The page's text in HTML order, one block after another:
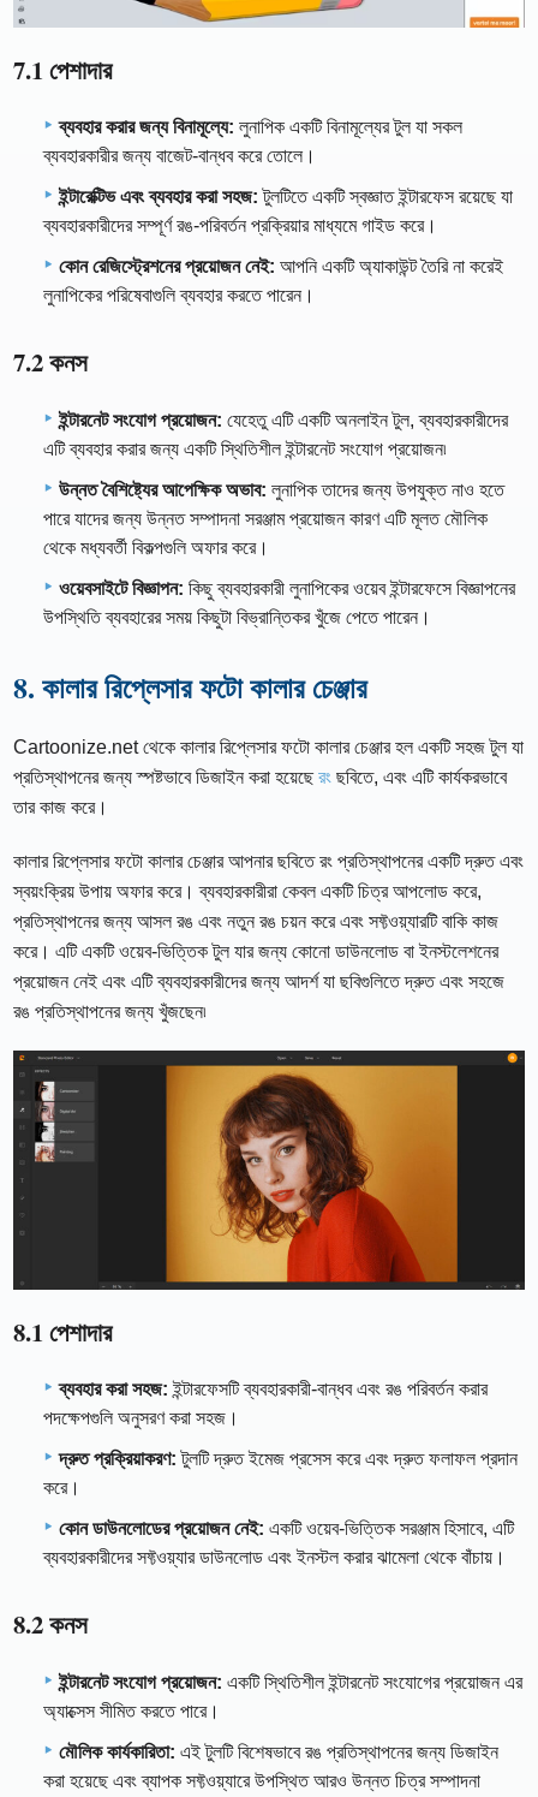
7.1 পেশাদার
ব্যবহার করার জন্য বিনামূল্যে: লুনাপিক একটি বিনামূল্যের টুল যা সকল
ব্যবহারকারীর জন্য বাজেট-বান্ধব করে তোলে।
ইন্টারেক্টিভ এবং ব্যবহার করা সহজ: টুলটিতে একটি স্বজ্ঞাত ইন্টারফেস রয়েছে যা
ব্যবহারকারীদের সম্পূর্ণ রঙ-পরিবর্তন প্রক্রিয়ার মাধ্যমে গাইড করে।
কোন রেজিস্ট্রেশনের প্রয়োজন নেই: আপনি একটি অ্যাকাউন্ট তৈরি না করেই
লুনাপিকের পরিষেবাগুলি ব্যবহার করতে পারেন।
7.2 কনস
ইন্টারনেট সংযোগ প্রয়োজন: যেহেতু এটি একটি অনলাইন টুল, ব্যবহারকারীদের
এটি ব্যবহার করার জন্য একটি স্থিতিশীল ইন্টারনেট সংযোগ প্রয়োজন৷
উন্নত বৈশিষ্ট্যের আপেক্ষিক অভাব: লুনাপিক তাদের জন্য উপযুক্ত নাও হতে
পারে যাদের জন্য উন্নত সম্পাদনা সরঞ্জাম প্রয়োজন কারণ এটি মূলত মৌলিক
থেকে মধ্যবর্তী বিকল্পগুলি অফার করে।
ওয়েবসাইটে বিজ্ঞাপন: কিছু ব্যবহারকারী লুনাপিকের ওয়েব ইন্টারফেসে বিজ্ঞাপনের
উপস্থিতি ব্যবহারের সময় কিছুটা বিভ্রান্তিকর খুঁজে পেতে পারেন।
8. কালার রিপ্লেসার ফটো কালার চেঞ্জার
Cartoonize.net থেকে কালার রিপ্লেসার ফটো কালার চেঞ্জার হল একটি সহজ টুল যা
প্রতিস্থাপনের জন্য স্পষ্টভাবে ডিজাইন করা হয়েছেরং ছবিতে, এবং এটি কার্যকরভাবে
তার কাজ করে।
কালার রিপ্লেসার ফটো কালার চেঞ্জার আপনার ছবিতে রং প্রতিস্থাপনের একটি দ্রুত এবং
স্বয়ংক্রিয় উপায় অফার করে। ব্যবহারকারীরা কেবল একটি চিত্র আপলোড করে,
প্রতিস্থাপনের জন্য আসল রঙ এবং নতুন রঙ চয়ন করে এবং সফ্টওয়্যারটি বাকি কাজ
করে। এটি একটি ওয়েব-ভিত্তিক টুল যার জন্য কোনো ডাউনলোড বা ইনস্টলেশনের
প্রয়োজন নেই এবং এটি ব্যবহারকারীদের জন্য আদর্শ যা ছবিগুলিতে দ্রুত এবং সহজে
রঙ প্রতিস্থাপনের জন্য খুঁজছেন৷
8.1 পেশাদার
ব্যবহার করা সহজ: ইন্টারফেসটি ব্যবহারকারী-বান্ধব এবং রঙ পরিবর্তন করার
পদক্ষেপগুলি অনুসরণ করা সহজ।
দ্রুত প্রক্রিয়াকরণ: টুলটি দ্রুত ইমেজ প্রসেস করে এবং দ্রুত ফলাফল প্রদান
করে।
কোন ডাউনলোডের প্রয়োজন নেই: একটি ওয়েব-ভিত্তিক সরঞ্জাম হিসাবে, এটি
ব্যবহারকারীদের সফ্টওয়্যার ডাউনলোড এবং ইনস্টল করার ঝামেলা থেকে বাঁচায়।
8.2 কনস
ইন্টারনেট সংযোগ প্রয়োজন: একটি স্থিতিশীল ইন্টারনেট সংযোগের প্রয়োজন এর
অ্যাক্সেস সীমিত করতে পারে।
মৌলিক কার্যকারিতা: এই টুলটি বিশেষভাবে রঙ প্রতিস্থাপনের জন্য ডিজাইন
করা হয়েছে এবং ব্যাপক সফ্টওয়্যারে উপস্থিত আরও উন্নত চিত্র সম্পাদনা